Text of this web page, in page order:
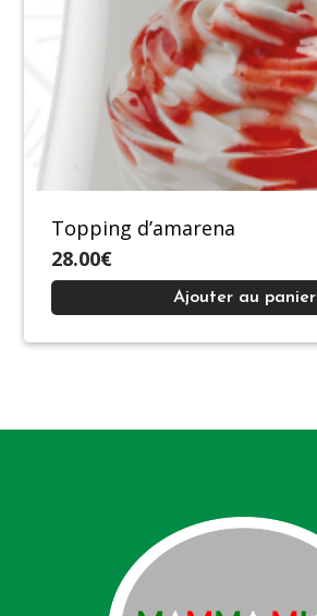
Topping d’amarena
28.00€
Ajouter au panier